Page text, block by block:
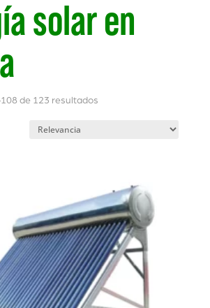
solar en
de 123 resultados